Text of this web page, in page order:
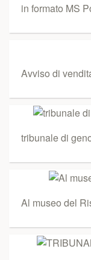
in formato MS
Avviso di
tribunale di
Al museo del